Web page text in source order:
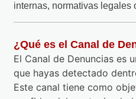
internas, normativas legales
¿Qué es el Canal de
El Canal de Denuncias es
que hayas detectado
Este canal tiene como